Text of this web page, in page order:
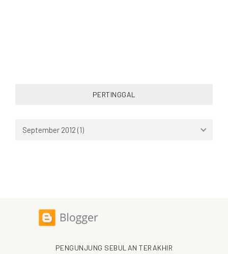
PERTINGGAL
PENGUNJUNG SEBULAN TERAKHIR